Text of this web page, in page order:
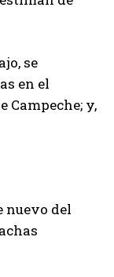
se
en el
Campeche; y,
nuevo del